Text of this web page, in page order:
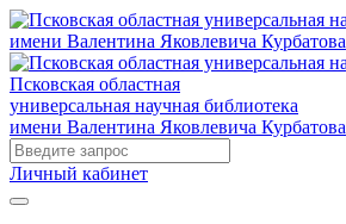
Псковская областная
универсальная научная библиотека
имени Валентина Яковлевича Курбатова
Личный кабинет